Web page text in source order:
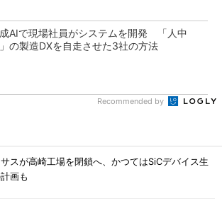
AIで現場社員がシステムを開発 「人中
の製造DXを自走させた3社の方法
Recommended by
スが高崎工場を閉鎖へ、かつてはSiCデバイス生
画も